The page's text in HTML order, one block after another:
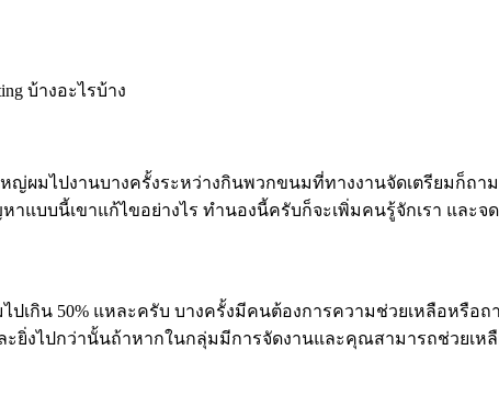
บ้างอะไรบ้าง
ผมไปงานบางครั้งระหว่างกินพวกขนมที่ทางงานจัดเตรียมก็ถา
บบนี้เขาแก้ไขอย่างไร ทำนองนี้ครับก็จะเพิ่มคนรู้จักเรา และจด
ปเกิน 50% แหละครับ บางครั้งมีคนต้องการความช่วยเหลือหรื
งไปกว่านั้นถ้าหากในกลุ่มมีการจัดงานและคุณสามารถช่วยเหลื